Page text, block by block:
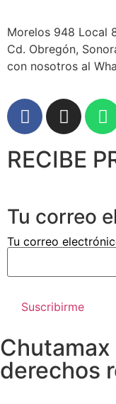
Morelos 948 Local
Cd. Obregón,
con nosotros al
RECIBE
Tu correo
Tu correo
derechos